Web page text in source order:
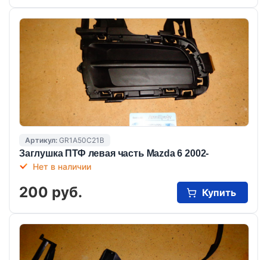
Артикул: GR1A50C21B
Заглушка ПТФ левая часть Mazda 6 2002-
Нет в наличии
200 руб. Купить